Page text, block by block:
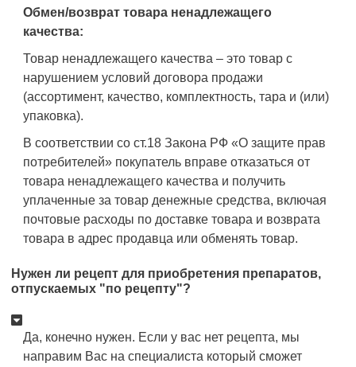
Обмен/возврат товара ненадлежащего
качества:
Товар ненадлежащего качества – это товар с
нарушением условий договора продажи
(ассортимент, качество, комплектность, тара и (или)
упаковка).
В соответствии со ст.18 Закона РФ «О защите прав
потребителей» покупатель вправе отказаться от
товара ненадлежащего качества и получить
уплаченные за товар денежные средства, включая
почтовые расходы по доставке товара и возврата
товара в адрес продавца или обменять товар.
Нужен ли рецепт для приобретения препаратов,
отпускаемых "по рецепту"?
Да, конечно нужен. Если у вас нет рецепта, мы
направим Вас на специалиста который сможет